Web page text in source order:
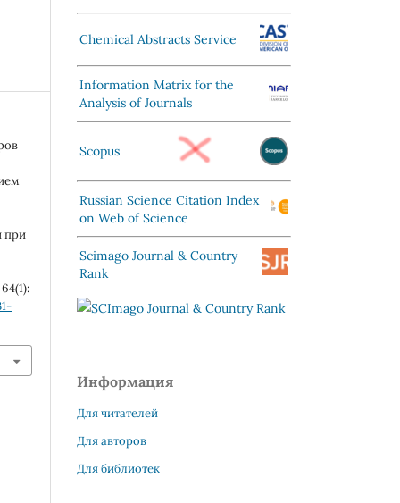
при
Chemical Abstracts Service
Information Matrix for the
Analysis of Journals
Scopus
Russian Science Citation Index
on Web of Science
Scimago Journal & Country
Rank
Информация
Для читателей
Для авторов
Для библиотек